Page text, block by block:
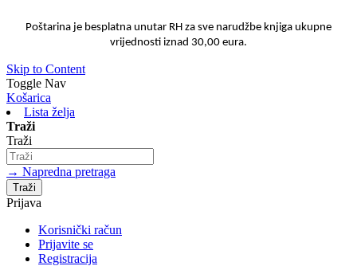
Poštarina je besplatna unutar RH za sve narudžbe knjiga ukupne
vrijednosti iznad 30,00 eura.
Skip to Content
Toggle Nav
Košarica
Lista želja
Traži
Traži
→ Napredna pretraga
Traži
Prijava
Korisnički račun
Prijavite se
Registracija